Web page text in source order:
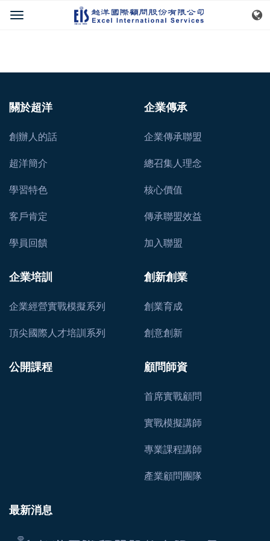
關於超洋
創辦人的話
超洋簡介
學習特色
客戶肯定
學員回饋
企業傳承
企業傳承聯盟
總召集人理念
核心價值
傳承聯盟效益
加入聯盟
企業培訓
企業經營實戰模擬系列
頂尖國際人才培訓系列
創新創業
創業育成
創意創新
公開課程 顧問師資
首席實戰顧問
實戰模擬講師
專業課程講師
產業顧問團隊
最新消息